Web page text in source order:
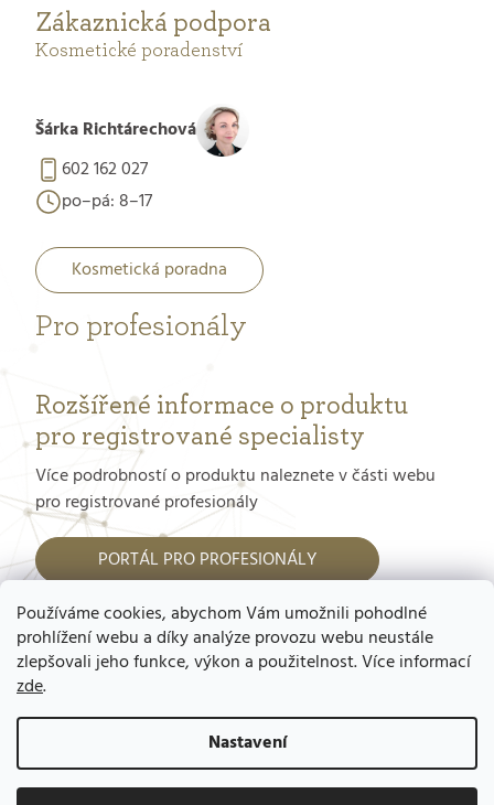
Používáme cookies, abychom Vám umožnili pohodlné
prohlížení webu a díky analýze provozu webu neustále
zlepšovali jeho funkce, výkon a použitelnost. Více informací
zde.
Nastavení
Zákaznická podpora
Kosmetické poradenství
Šárka Richtárechová
602 162 027
po–pá: 8–17
Kosmetická poradna
Pro profesionály
Rozšířené informace o produktu
pro registrované specialisty
Více podrobností o produktu naleznete v části webu
pro registrované profesionály
PORTÁL PRO PROFESIONÁLY
Jak dostat přístup do tohoto portálu?
Copyright 2026GERnétic – výhradní